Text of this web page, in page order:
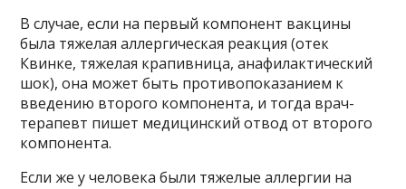
В случае, если на первый компонент вакцины
была тяжелая аллергическая реакция (отек
Квинке, тяжелая крапивница, анафилактический
шок), она может быть противопоказанием к
введению второго компонента, и тогда врач-
терапевт пишет медицинский отвод от второго
компонента.
Если же у человека были тяжелые аллергии на